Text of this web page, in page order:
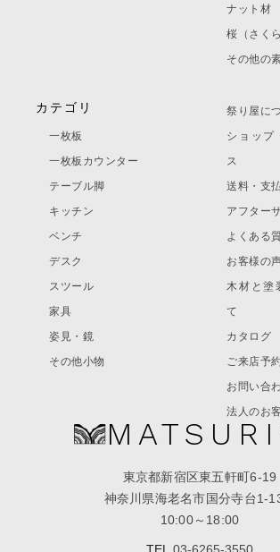
東京都新宿区東五軒町6-19
神奈川県海老名市国分寺台1-
10:00～18:00
ナット材
桜（さく
その他の
カテゴリ
一枚板
一枚板カウンター
テーブル脚
キッチン
ベンチ
デスク
スツール
家具
姿見・鏡
その他小物
祭り屋に
ショップ
ス
送料・支
アフター
よくある
お客様の
木材と塗
て
カタログ
ご来店予約
お問い合
法人のお